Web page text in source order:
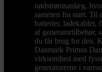
nødstrømsanlæg,
sammen fra start. Til
batterier, ladekabler,
af generatortilbehør,
du får brug for den.
Danmark Primus
virksomhed med
generatorerne i